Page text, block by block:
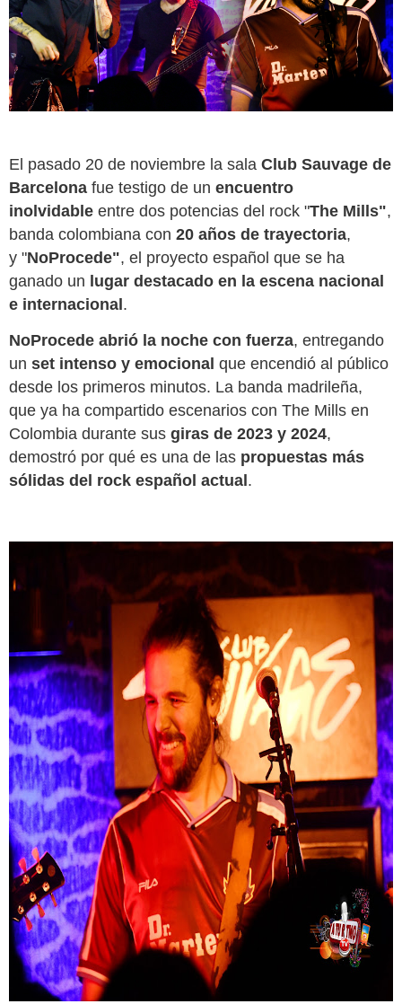
El pasado 20 de noviembre la sala Club Sauvage de
Barcelona fue testigo de un encuentro
inolvidable entre dos potencias del rock "The Mills",
banda colombiana con 20 años de trayectoria,
y "NoProcede", el proyecto español que se ha
ganado un lugar destacado en la escena nacional
e internacional.
NoProcede abrió la noche con fuerza, entregando
un set intenso y emocional que encendió al público
desde los primeros minutos. La banda madrileña,
que ya ha compartido escenarios con The Mills en
Colombia durante sus giras de 2023 y 2024,
demostró por qué es una de las propuestas más
sólidas del rock español actual.